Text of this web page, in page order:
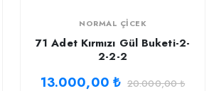
NORMAL ÇICEK
71 Adet Kırmızı Gül Buketi-2-
2-2-2
13.000,00 ₺ 20.000,00 ₺